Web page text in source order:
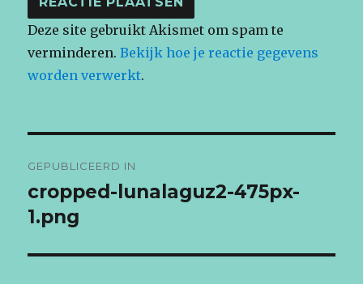
Deze site gebruikt Akismet om spam te
verminderen.Bekijk hoe je reactie gegevens
worden verwerkt.
navigatie
GEPUBLICEERD IN
cropped-lunalaguz2-475px-
1.png